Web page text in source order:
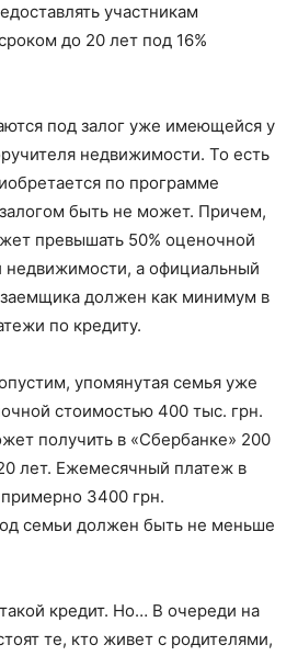
участникам
до 20 лет под 16%
под залог уже имеющейся у
недвижимости. То есть
по программе
быть не может. Причем,
превышать 50% оценочной
недвижимости, а официальный
должен как минимум в
по кредиту.
упомянутая семья уже
стоимостью 400 тыс. грн.
получить в «Сбербанке» 200
лет. Ежемесячный платеж в
3400 грн.
семьи должен быть не меньше
кредит. Но… В очереди на
те, кто живет с родителями,